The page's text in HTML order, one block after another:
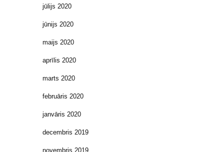
jūlijs 2020
jūnijs 2020
maijs 2020
aprīlis 2020
marts 2020
februāris 2020
janvāris 2020
decembris 2019
novembris 2019